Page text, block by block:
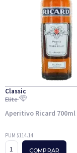
Classic
Elite
Aperitivo Ricard 700ml
PUM $114.14
COMPRAR